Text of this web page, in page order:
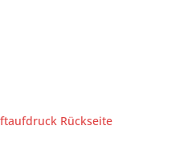
Rückseite